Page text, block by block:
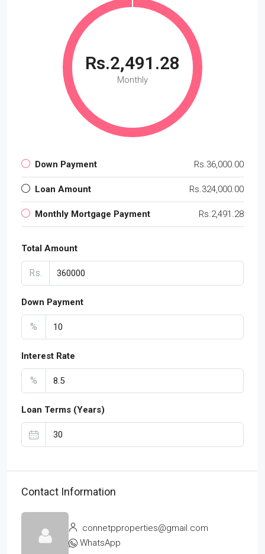
Rs.2,491.28
Monthly
Down Payment Rs.36,000.00
Loan Amount Rs.324,000.00
Monthly Mortgage Payment Rs.2,491.28
Total Amount
Rs.
Down Payment
%
Interest Rate
%
Loan Terms (Years)
Contact Information
connetpproperties@gmail.com
WhatsApp